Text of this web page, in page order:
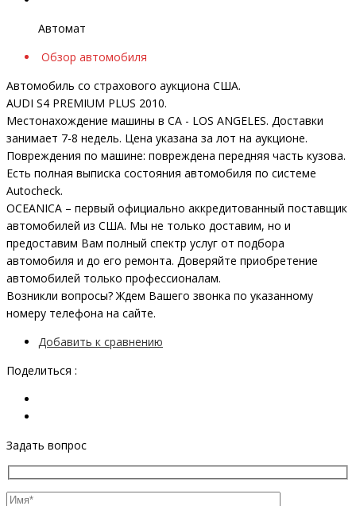
Автомат
Обзор автомобиля
Автомобиль со страхового аукциона США.
AUDI S4 PREMIUM PLUS 2010.
Местонахождение машины в CA - LOS ANGELES. Доставки
занимает 7-8 недель. Цена указана за лот на аукционе.
Повреждения по машине: повреждена передняя часть кузова.
Есть полная выписка состояния автомобиля по системе
Autocheck.
OCEANICA – первый официально аккредитованный поставщик
автомобилей из США. Мы не только доставим, но и
предоставим Вам полный спектр услуг от подбора
автомобиля и до его ремонта. Доверяйте приобретение
автомобилей только профессионалам.
Возникли вопросы? Ждем Вашего звонка по указанному
номеру телефона на сайте.
Добавить к сравнению
Поделиться :
Задать вопрос